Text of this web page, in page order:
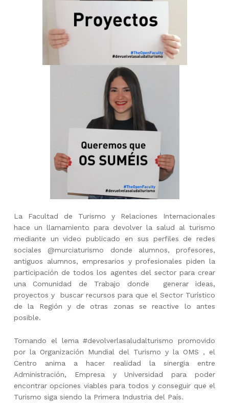
La Facultad de Turismo y Relaciones Internacionales
hace un llamamiento para devolver la salud al turismo
mediante un video publicado en sus perfiles de redes
sociales @murciaturismo donde alumnos, profesores,
antiguos alumnos, empresarios y profesionales piden la
participación de todos los agentes del sector para crear
una Comunidad de Trabajo donde generar ideas,
proyectos y buscar recursos para que el Sector Turístico
de la Región y de otras zonas se reactive lo antes
posible.
Tomando el lema #devolverlasaludalturismo promovido
por la Organización Mundial del Turismo y la OMS , el
Centro anima a hacer realidad la sinergia entre
Administración, Empresa y Universidad para poder
encontrar opciones viables para todos y conseguir que el
Turismo siga siendo la Primera Industria del País.